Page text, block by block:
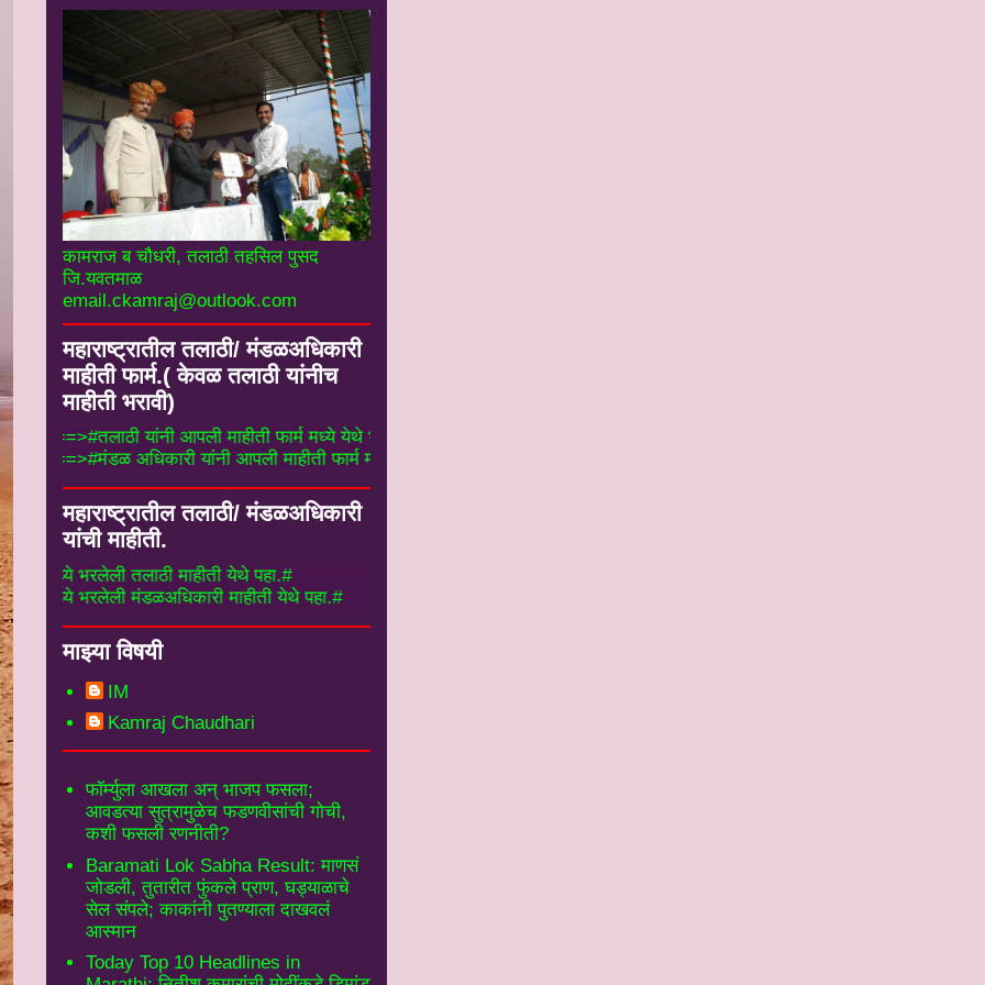
कामराज ब चौधरी, तलाठी तहसिल पुसद
जि.यवतमाळ
email.ckamraj@outlook.com
महाराष्ट्रातील तलाठी/ मंडळअधिकारी
माहीती फार्म.( केवळ तलाठी यांनीच
माहीती भरावी)
==>#तलाठी यांनी आपली माहीती फार्म मध्ये येथे भरा.#
==>#मंडळ अधिकारी यांनी आपली माहीती फार्म मध्ये येथे भरा.#
महाराष्ट्रातील तलाठी/ मंडळअधिकारी
यांची माहीती.
तलाठी माहीती येथे पहा.#
मंडळअधिकारी माहीती येथे पहा.#
माझ्या विषयी
IM
Kamraj Chaudhari
फॉर्म्युला आखला अन् भाजप फसला;
आवडत्या सुत्रामुळेच फडणवीसांची गोची,
कशी फसली रणनीती?
Baramati Lok Sabha Result: माणसं
जोडली, तुतारीत फुंकले प्राण, घड्याळाचे
सेल संपले; काकांनी पुतण्याला दाखवलं
आस्मान
Today Top 10 Headlines in